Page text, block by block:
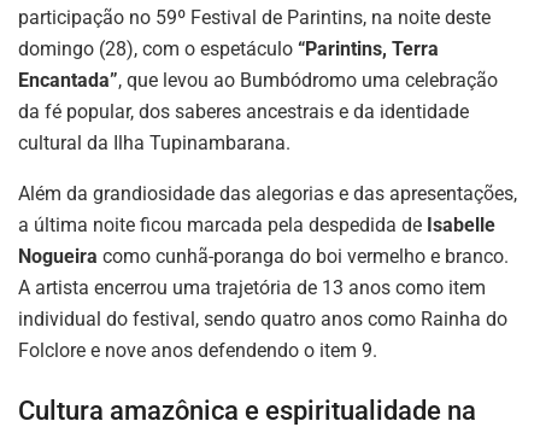
participação no 59º Festival de Parintins, na noite deste
domingo (28), com o espetáculo “Parintins, Terra
Encantada”, que levou ao Bumbódromo uma celebração
da fé popular, dos saberes ancestrais e da identidade
cultural da Ilha Tupinambarana.
Além da grandiosidade das alegorias e das apresentações,
a última noite ficou marcada pela despedida de Isabelle
Nogueira como cunhã-poranga do boi vermelho e branco.
A artista encerrou uma trajetória de 13 anos como item
individual do festival, sendo quatro anos como Rainha do
Folclore e nove anos defendendo o item 9.
Cultura amazônica e espiritualidade na